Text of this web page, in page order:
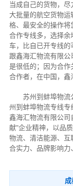
当成自己的货物，
大批量的航空货物
格、最安全的操作
合作专线多，选择
车，比自已开专线
跟鑫海汇物流有限
是很低的；因为合
合作者，在中国，鑫
苏州到蚌埠物流
州到蚌埠物流专线专
鑫海汇物流有限公
献"企业精神，以品
物流、清洁能源、
合实力、品牌影响力